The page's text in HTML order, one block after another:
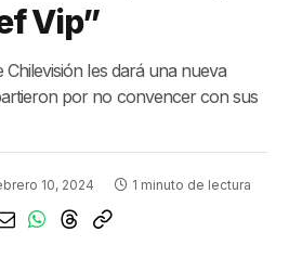
Vip”
les dará una nueva
por no convencer con sus
10, 2024 1 minuto de lectura